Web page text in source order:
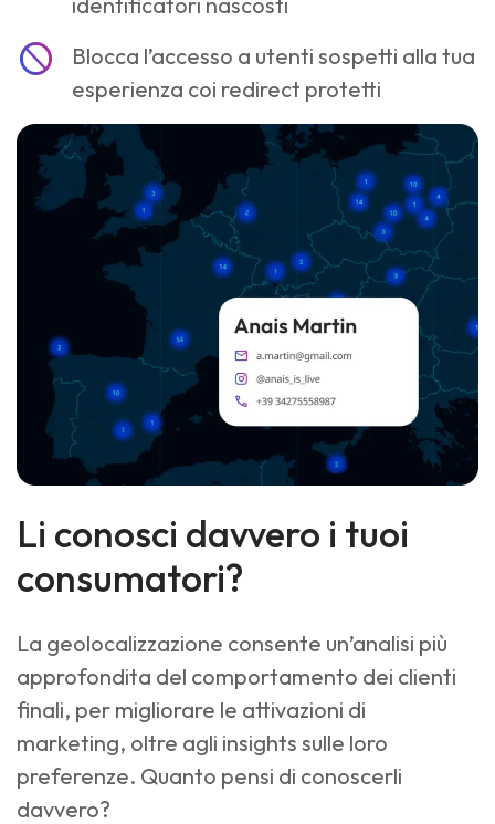
block
Blocca l’accesso a utenti sospetti alla tua
esperienza coi redirect protetti
Li conosci davvero i tuoi
consumatori?
La geolocalizzazione consente un’analisi più
approfondita del comportamento dei clienti
finali, per migliorare le attivazioni di
marketing, oltre agli insights sulle loro
preferenze. Quanto pensi di conoscerli
davvero?